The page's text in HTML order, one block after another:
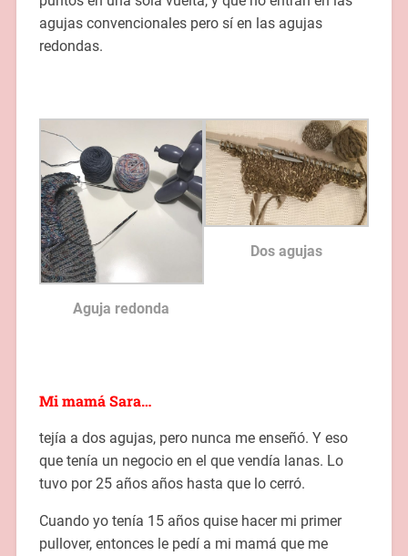
agujas convencionales pero sí en las agujas
redondas.
Aguja redonda
Dos agujas
Mi mamá Sara…
tejía a dos agujas, pero nunca me enseñó. Y eso
que tenía un negocio en el que vendía lanas. Lo
tuvo por 25 años años hasta que lo cerró.
Cuando yo tenía 15 años quise hacer mi primer
pullover, entonces le pedí a mi mamá que me